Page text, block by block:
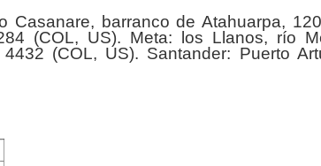
Casanare, barranco de Atahuarpa,
(COL, US). Meta: los Llanos, río
(COL, US). Santander: Puerto